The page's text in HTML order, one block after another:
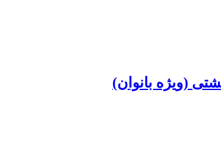
(ویژه بانوان)